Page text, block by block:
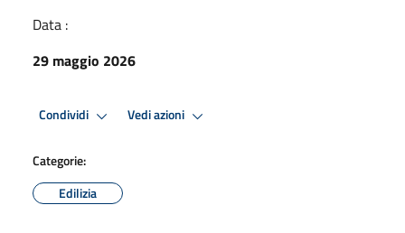
Data :
29 maggio 2026
Condividi Vedi azioni
Categorie:
Edilizia